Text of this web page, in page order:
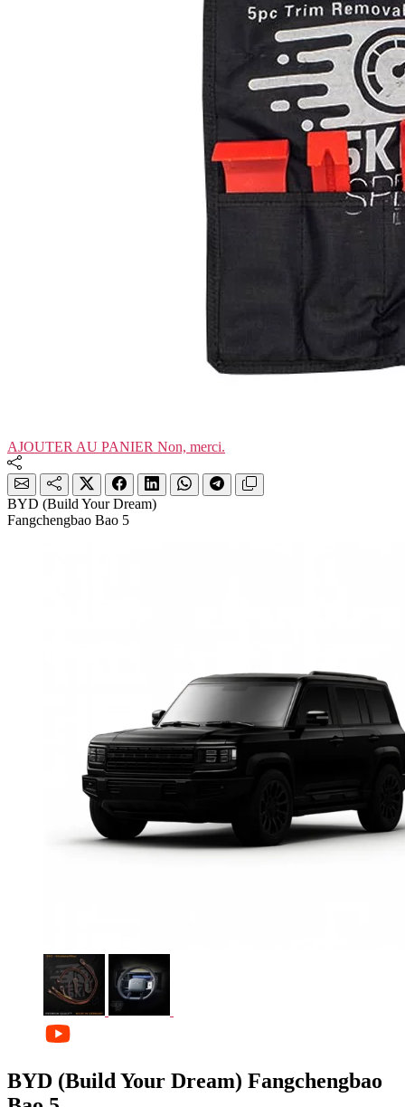
AJOUTER AU PANIER Non, merci.
BYD (Build Your Dream)
Fangchengbao Bao 5
BYD (Build Your Dream) Fangchengbao